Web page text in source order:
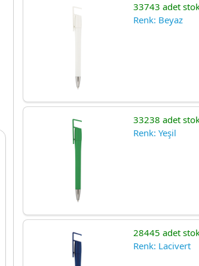
33743 adet
Renk: Beyaz
33238 adet
Renk: Yeşil
28445 adet
Renk: Lacivert